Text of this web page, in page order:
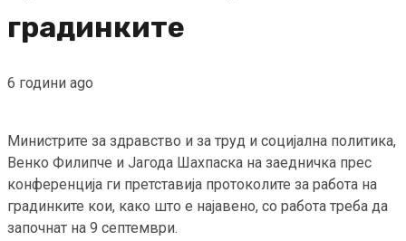
градинките
6 години ago
Министрите за здравство и за труд и социјална политика,
Венко Филипче и Јагода Шахпаска на заедничка прес
конференција ги претставија протоколите за работа на
градинките кои, како што е најавено, со работа треба да
започнат на 9 септември.